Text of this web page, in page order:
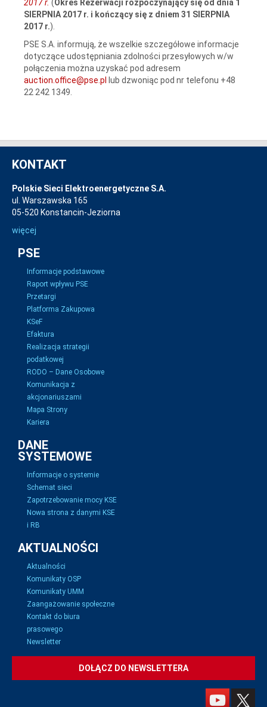
2017 r. (Okres Rezerwacji rozpoczynający się od dnia 1
SIERPNIA 2017 r. i kończący się z dniem 31 SIERPNIA
2017 r.).
PSE S.A. informują, że wszelkie szczegółowe informacje
dotyczące udostępniania zdolności przesyłowych w/w
połączenia można uzyskać pod adresem
auction.office@pse.pl
lub dzwoniąc pod nr telefonu +48
22 242 1349.
KONTAKT
Polskie Sieci Elektroenergetyczne S.A.
ul. Warszawska 165
05-520 Konstancin-Jeziorna
więcej
PSE
Informacje podstawowe
Raport wpływu PSE
Przetargi
Platforma Zakupowa
KSeF
Efaktura
Realizacja strategii
podatkowej
RODO – Dane Osobowe
Komunikacja z
akcjonariuszami
Mapa Strony
Kariera
DANE
SYSTEMOWE
Informacje o systemie
Schemat sieci
Zapotrzebowanie mocy KSE
Nowa strona z danymi KSE
i RB
AKTUALNOŚCI
Aktualności
Komunikaty OSP
Komunikaty UMM
Zaangażowanie społeczne
Kontakt do biura
prasowego
Newsletter
DOŁĄCZ DO NEWSLETTERA